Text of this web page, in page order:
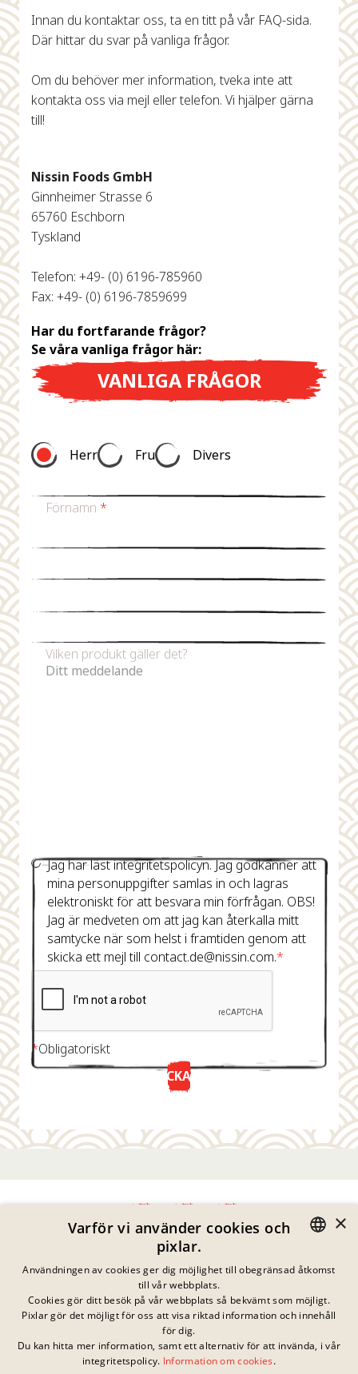
Innan du kontaktar oss, ta en titt på vår FAQ-sida.
Där hittar du svar på vanliga frågor.
Om du behöver mer information, tveka inte att
kontakta oss via mejl eller telefon. Vi hjälper gärna
till!
Nissin Foods GmbH
Ginnheimer Strasse 6
65760 Eschborn
Tyskland
Telefon: +49- (0) 6196-785960
Fax: +49- (0) 6196-7859699
Har du fortfarande frågor?
Se våra vanliga frågor här:
VANLIGA FRÅGOR
Herr Fru Divers
Förnamn *
Vilken produkt gäller det?
Jag har läst integritetspolicyn. Jag godkänner att
mina personuppgifter samlas in och lagras
elektroniskt för att besvara min förfrågan. OBS!
Jag är medveten om att jag kan återkalla mitt
samtycke när som helst i framtiden genom att
skicka ett mejl till contact.de@nissin.com.*
*Obligatoriskt
SKICKA NU
Integritetspolicy
Impressum
Juridisk Information
Kontakta
Cookies
Vanliga Frågor
Nedladdningar
Inga pågående
tävlingar just nu
GERMAN
FRENCH
DANISH
×
Varför vi använder cookies och
pixlar.
Användningen av cookies ger dig möjlighet till obegränsad åtkomst
till vår webbplats.
Cookies gör ditt besök på vår webbplats så bekvämt som möjligt.
Pixlar gör det möjligt för oss att visa riktad information och innehåll
för dig.
Du kan hitta mer information, samt ett alternativ för att invända, i vår
integritetspolicy. Information om cookies.